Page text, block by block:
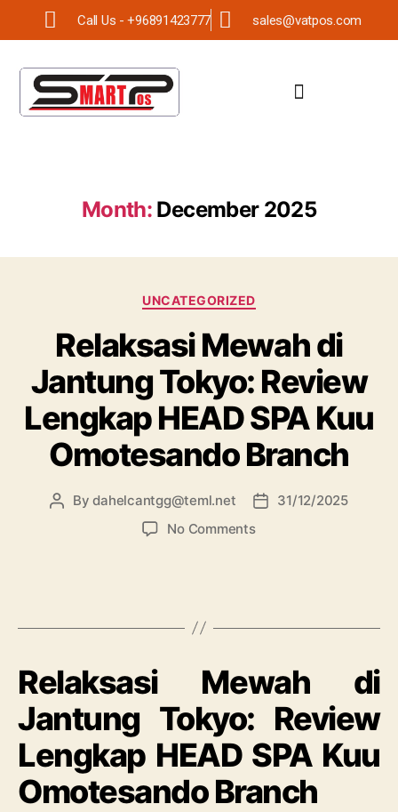
Call Us - +96891423777 sales@vatpos.com
Month: December 2025
UNCATEGORIZED
Relaksasi Mewah di
Jantung Tokyo: Review
Lengkap HEAD SPA Kuu
Omotesando Branch
Bydahelcantgg@teml.net
31/12/2025
No Comments
Relaksasi Mewah di
Jantung Tokyo: Review
Lengkap HEAD SPA Kuu
Omotesando Branch